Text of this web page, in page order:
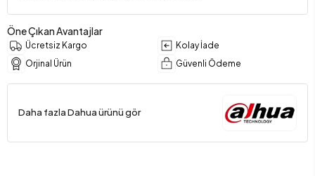
Öne Çıkan Avantajlar
Ücretsiz Kargo
Kolay İade
Orjinal Ürün
Güvenli Ödeme
Daha fazla Dahua ürünü gör